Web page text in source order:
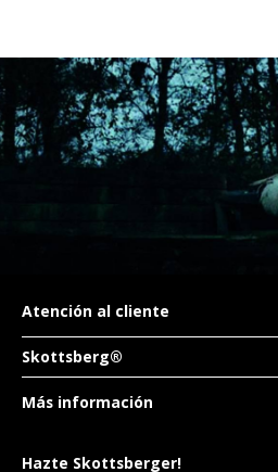
UYU
Skottsberg®
Atención al cliente
Más información
Hazte Skottsberger!